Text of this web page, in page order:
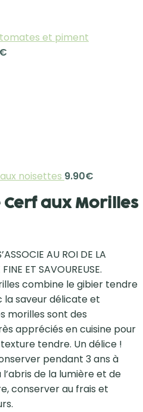
et piment
€
noisettes 9.90€
aux Morilles
AU ROI DE LA
ET SAVOUREUSE.
combine le gibier tendre
la saveur délicate et
morilles sont des
appréciés en cuisine pour
tendre. Un délice !
pendant 3 ans à
de la lumière et de
conserver au frais et